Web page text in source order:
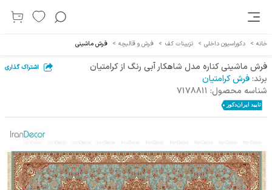
خانه > دکوراسیون داخلی > تزیینات کف > فرش و قالیچه > فرش ماشینی
فرش ماشینی کناره مدل شاهکار آبی رنگ از کرامتیان اشتراک گذاری
برند:فرش کرامتیان
شناسه محصول: 7178811